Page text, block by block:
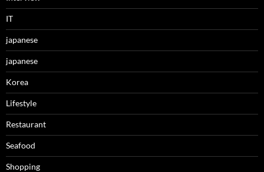
IT
japanese
japanese
Korea
Lifestyle
Restaurant
Seafood
Shopping